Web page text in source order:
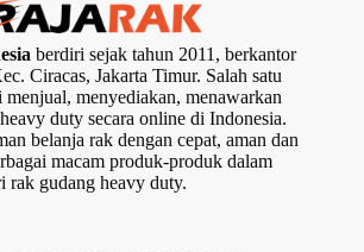
berdiri sejak tahun 2011, berkantor
Ciracas, Jakarta Timur. Salah satu
menjual, menyediakan, menawarkan
duty secara online di Indonesia.
belanja rak dengan cepat, aman dan
macam produk-produk dalam
rak gudang heavy duty.